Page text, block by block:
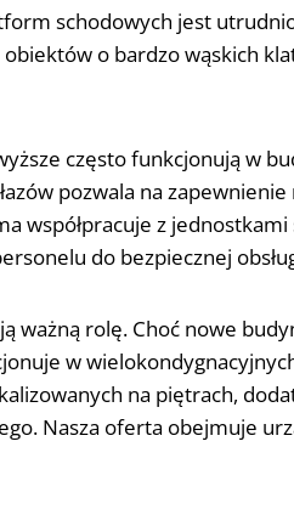
schodowych jest
o bardzo wąskich
często funkcjonują w
pozwala na
współpracuje z
do bezpiecznej
ważną rolę. Choć nowe
w
na piętrach,
Nasza oferta obejmuje